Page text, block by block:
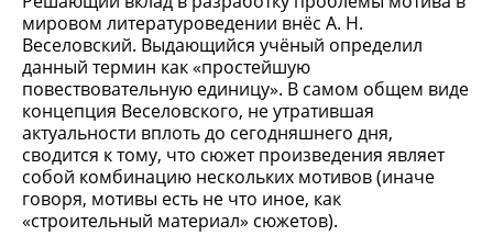
мировом литературоведении внёс А. Н.
Веселовский. Выдающийся учёный определил
данный термин как «простейшую
повествовательную единицу». В самом общем виде
концепция Веселовского, не утратившая
актуальности вплоть до сегодняшнего дня,
сводится к тому, что сюжет произведения являет
собой комбинацию нескольких мотивов (иначе
говоря, мотивы есть не что иное, как
«строительный материал» сюжетов).